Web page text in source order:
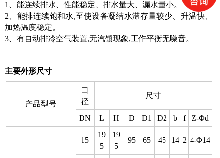
1、能连续排水、性能稳定、排水量大、漏水量小。
2、能排连续饱和水,至使设备凝结水滞存量较少、升温快、
加热温度稳定。
3、有自动排冷空气装置,无汽锁现象,工作平衡无噪音。
主要外形尺寸
产品型号
口
径
尺寸
DN L H D D1 D2 b f Z-Φd
15
19
5
19
5
95 65 45 14 2 4-Φ14